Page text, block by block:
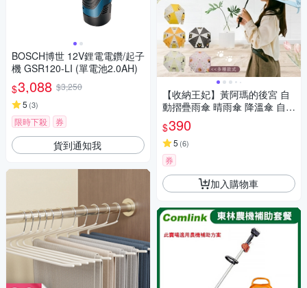
BOSCH博世 12V鋰電電鑽/起子
機 GSR120-LI (單電池2.0AH)
$3,088 $3,250
5 (3)
限時下殺 券
貨到通知我
【收納王妃】黃阿瑪的後宮 自
動摺疊雨傘 晴雨傘 降溫傘 自動
傘 折疊傘 遮陽傘 貓咪
$390
5 (6)
券
加入購物車